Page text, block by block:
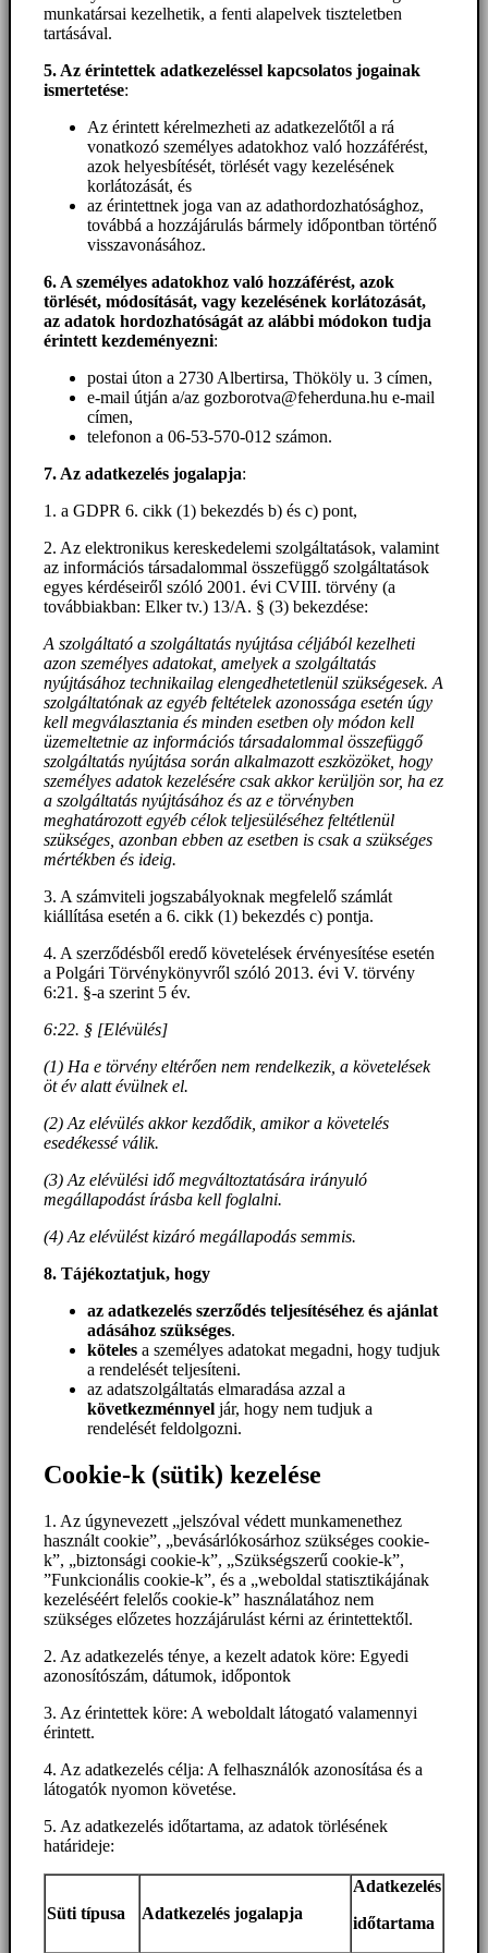
munkatársai kezelhetik, a fenti alapelvek tiszteletben
tartásával.
5. Az érintettek adatkezeléssel kapcsolatos jogainak
ismertetése:
Az érintett kérelmezheti az adatkezelőtől a rá
vonatkozó személyes adatokhoz való hozzáférést,
azok helyesbítését, törlését vagy kezelésének
korlátozását, és
az érintettnek joga van az adathordozhatósághoz,
továbbá a hozzájárulás bármely időpontban történő
visszavonásához.
6. A személyes adatokhoz való hozzáférést, azok
törlését, módosítását, vagy kezelésének korlátozását,
az adatok hordozhatóságát az alábbi módokon tudja
érintett kezdeményezni:
postai úton a 2730 Albertirsa, Thököly u. 3 címen,
e-mail útján a/az gozborotva@feherduna.hu e-mail
címen,
telefonon a 06-53-570-012 számon.
7. Az adatkezelés jogalapja:
1. a GDPR 6. cikk (1) bekezdés b) és c) pont,
2. Az elektronikus kereskedelemi szolgáltatások, valamint
az információs társadalommal összefüggő szolgáltatások
egyes kérdéseiről szóló 2001. évi CVIII. törvény (a
továbbiakban: Elker tv.) 13/A. § (3) bekezdése:
A szolgáltató a szolgáltatás nyújtása céljából kezelheti
azon személyes adatokat, amelyek a szolgáltatás
nyújtásához technikailag elengedhetetlenül szükségesek. A
szolgáltatónak az egyéb feltételek azonossága esetén úgy
kell megválasztania és minden esetben oly módon kell
üzemeltetnie az információs társadalommal összefüggő
szolgáltatás nyújtása során alkalmazott eszközöket, hogy
személyes adatok kezelésére csak akkor kerüljön sor, ha ez
a szolgáltatás nyújtásához és az e törvényben
meghatározott egyéb célok teljesüléséhez feltétlenül
szükséges, azonban ebben az esetben is csak a szükséges
mértékben és ideig.
3. A számviteli jogszabályoknak megfelelő számlát
kiállítása esetén a 6. cikk (1) bekezdés c) pontja.
4. A szerződésből eredő követelések érvényesítése esetén
a Polgári Törvénykönyvről szóló 2013. évi V. törvény
6:21. §-a szerint 5 év.
6:22. § [Elévülés]
(1) Ha e törvény eltérően nem rendelkezik, a követelések
öt év alatt évülnek el.
(2) Az elévülés akkor kezdődik, amikor a követelés
esedékessé válik.
(3) Az elévülési idő megváltoztatására irányuló
megállapodást írásba kell foglalni.
(4) Az elévülést kizáró megállapodás semmis.
8. Tájékoztatjuk, hogy
az adatkezelés szerződés teljesítéséhez és ajánlat
adásához szükséges.
köteles a személyes adatokat megadni, hogy tudjuk
a rendelését teljesíteni.
az adatszolgáltatás elmaradása azzal a
következménnyel jár, hogy nem tudjuk a
rendelését feldolgozni.
Cookie-k (sütik) kezelése
1. Az úgynevezett „jelszóval védett munkamenethez
használt cookie”, „bevásárlókosárhoz szükséges cookie-
k”, „biztonsági cookie-k”, „Szükségszerű cookie-k”,
”Funkcionális cookie-k”, és a „weboldal statisztikájának
kezeléséért felelős cookie-k” használatához nem
szükséges előzetes hozzájárulást kérni az érintettektől.
2. Az adatkezelés ténye, a kezelt adatok köre: Egyedi
azonosítószám, dátumok, időpontok
3. Az érintettek köre: A weboldalt látogató valamennyi
érintett.
4. Az adatkezelés célja: A felhasználók azonosítása és a
látogatók nyomon követése.
5. Az adatkezelés időtartama, az adatok törlésének
határideje:
Süti típusa Adatkezelés jogalapja
Adatkezelés
időtartama